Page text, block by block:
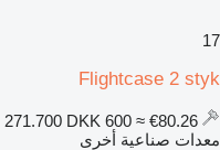
17
Flightcase 2 styk
DKK 600 ≈ €80.26
معدات صناعية أخرى